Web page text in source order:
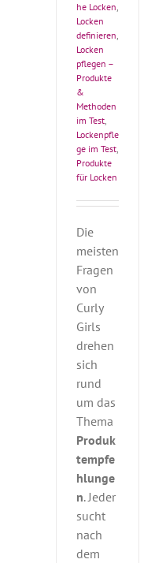
he Locken,
Locken
definieren,
Locken
pflegen –
Produkte
&
Methoden
im Test,
Lockenpfle
ge im Test,
Produkte
für Locken
Die
meisten
Fragen
von
Curly
Girls
drehen
sich
rund
um das
Thema
Produk
tempfe
hlunge
n. Jeder
sucht
nach
dem